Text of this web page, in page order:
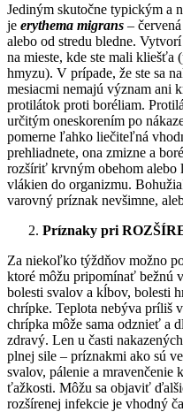
Jediným skutočne typickým a
je erythema migrans –
alebo od stredu bledne.
na mieste, kde ste mali kliešťa
hmyzu). V prípade, že ste sa
mesiacmi nemajú význam ani
protilátok proti boréliam.
určitým oneskorením po
pomerne ľahko liečiteľná
prehliadnete, ona zmizne a
rozšíriť krvným obehom alebo
vlákien do organizmu.
varovný príznak nevšimne,
Príznaky pri
Za niekoľko týždňov možno
ktoré môžu pripomínať bežnú
bolesti svalov a kĺbov, bolesti
chrípke. Teplota nebýva príliš
chrípka môže sama odznieť a
zdravý. Len u časti
plnej sile – príznakmi ako sú
svalov, pálenie a mravenčenie
ťažkosti. Môžu sa objaviť
rozšírenej infekcie je vhodný